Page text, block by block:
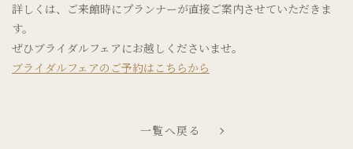
詳しくは、ご来館時にプランナーが直接ご案内させていただきま
す。
ぜひブライダルフェアにお越しくださいませ。
ブライダルフェアのご予約はこちらから
一覧へ戻る